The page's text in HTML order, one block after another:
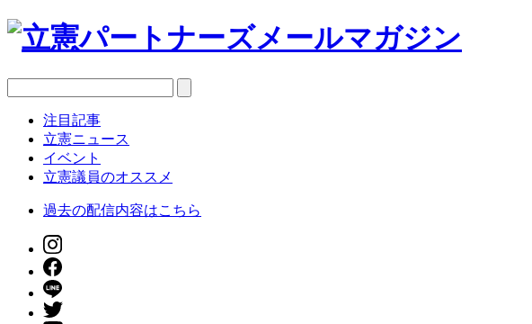
注目記事
立憲ニュース
イベント
立憲議員のオススメ
過去の配信内容はこちら